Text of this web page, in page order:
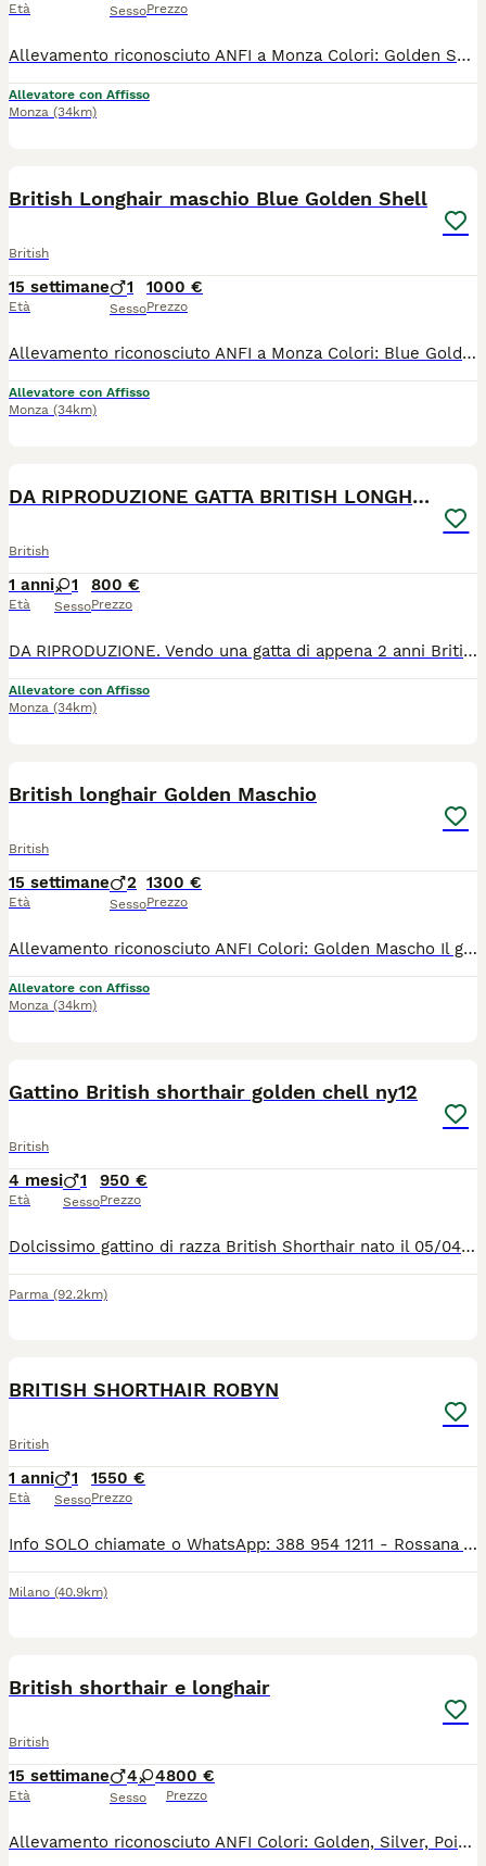
Età SessoPrezzo
Allevamento riconosciuto ANFI a Monza Colori: Golden Shaded femmine Il gattino sarà ceduto con : - PEDIGREE ANFI - microchip, - libretto sanitario, - certificato di buona salute - registrazione al ASL - passaggio di proprietà - completamente sverminato - svezzato - completamente vaccinato - start kit kitten (crocchette, umido, gioco, etc) - assistenza post vendita Test negativi di PKD, FELV, FIV sono depositati a ANFI Il prezzo 1200
Allevatore con Affisso
Monza (34km)
British Longhair maschio Blue Golden Shell
British
15 settimane
Età
1
Sesso
1000 €
Prezzo
Allevamento riconosciuto ANFI a Monza Colori: Blue Golden Shell Maschio Il gattino sarà ceduto con : - PEDIGREE ANFI - microchip, - libretto sanitario, - certificato di buona salute - registrazione al ASL - passaggio di proprietà - completamente sverminato - svezzato - completamente vaccinato - start kit kitten (crocchette, umido, gioco, etc) - assistenza post vendita Test negativi di PKD, FELV, FIV sono depositati a ANFI Il prezzo 1000 euro
Allevatore con Affisso
Monza (34km)
DA RIPRODUZIONE GATTA BRITISH LONGHAIR
British
1 anni
Età
1
Sesso
800 €
Prezzo
DA RIPRODUZIONE. Vendo una gatta di appena 2 anni British longhair Colore: Point, nata aprile 2024 Dolce, tranquilla, autonoma, va d'accordo con tutti. Pedigree WCF, Certificato di buona salute Vaccinata, microchipata Www.miciovillage.it Allevamento ANFI "MicioVillage " a Monza P.S. CEDO QUALCHE ALTRA GATTA GIOVANE ADULTA . BELLISSIMI ESEMPLARI DEL NOSTRO ALLEVAMENTO. ANCHE DA RIPRODUZIONE DA CONPAGNIA 800 euro DA RIPRODUZIONE 1200 euro
Allevatore con Affisso
Monza (34km)
British longhair Golden Maschio
British
15 settimane
Età
2
Sesso
1300 €
Prezzo
Allevamento riconosciuto ANFI Colori: Golden Mascho Il gattino sarà ceduto con : - PEDIGREE ANFI - microchip, - libretto sanitario, - certificato di buona salute - registrazione al ASL - passaggio di proprietà - completamente sverminato - svezzato - completamente vaccinato - start kit kitten (crocchette, umido, gioco, etc) - assistenza post vendita Test negativi di PKD, FELV, FIV sono depositati a ANFI Il prezzo 1300
Allevatore con Affisso
Monza (34km)
Gattino British shorthair golden chell ny12
British
4 mesi
Età
1
Sesso
950 €
Prezzo
Dolcissimo gattino di razza British Shorthair nato il 05/04/26 . Colore black golden cincilla ny12. È possibile venire a vedere .Per appuntamento contattatemi tramite WhatsApp . Genitori di pura razza mamma British Shorthair golden chell ny12, papà British Shorthair golden Chell ny 12 entrambi con Pedigree di alta genealogia linea oro . Al momento di consegna gattino avra: *controlli veterinario , *vaccinazione , *libretto sanitario personale, *test FIV, FELV, *completamente autonomo Per qualsiasi info, video appuntamento contattatemi tramite WhatsApp 3314328169
Parma (92.2km)
BRITISH SHORTHAIR ROBYN
British
1 anni
Età
1
Sesso
1550 €
Prezzo
Info SOLO chiamate o WhatsApp: 388 954 1211 - Rossana Allevamento Silvestro Club ENFI Il nostro splendido Robin, British Shorthair, nato il 21.08.2024, è disponibile come STALLONE PER RIPRODUZIONE. - Pedigree ENFI - Gruppo sanguigno B - Test FIV, FeLV e PKD negativi - Portatore di cinnamon Robin ha un carattere dolce, affettuoso e coccolone. È già papà di numerosi splendidi cuccioli. È un gatto che non marca il territorio ed è abituato a convivere con altri gatti. Purtroppo, nel nostro allevamento gli altri maschi hanno iniziato ad aggredirlo e, per il suo benessere, abbiamo deciso di trovargli una nuova sistemazione come stallone da riproduzione.
Milano (40.9km)
British shorthair e longhair
British
15 settimane
Età
4 4
Sesso
800 €
Prezzo
Allevamento riconosciuto ANFI Colori: Golden, Silver, Point, Tabby Maschi e femmine Il gattino sarà ceduto con : - PEDIGREE ANFI - microchip, - libretto sanitario, - certificato di buona salute - registrazione al ASL - passaggio di proprietà - completamente sverminato - svezzato - completamente vaccinato - start kit kitten (crocchette, umido, gioco, etc) - assistenza post vendita Test negativi di PKD, FELV, FIV sono depositati a ANFI Il prezzo a partire da 800 euro